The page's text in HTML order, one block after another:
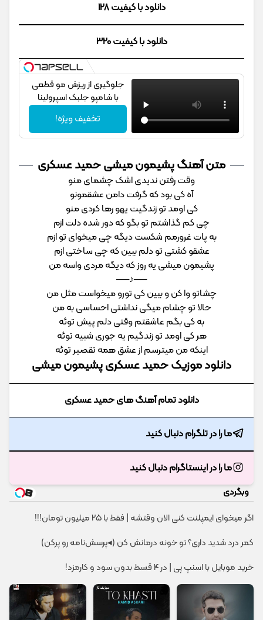
دانلود با کیفیت 128
دانلود با کیفیت 320
جلوگیری از ریزش مو قطعی
با شامپو جلبک اسپرولینا
تخفیف ویژه!
متن آهنگ پشیمون میشی حمید عسکری
وقت رفتن ندیدی اشک چشمای منو
آه کی بود که گرفت دامن عشقمونو
کی اومد تو زندگیت یهو رها کردی منو
چی کم گذاشتم تو بگو که دور شده دلت ازم
به پات غرورمم شکست دیگه چی میخوای تو ازم
عشقو کشتی تو دلم ببین که چی ساختی ازم
پشیمون میشی یه روز که دیگه مردی واسه من
──♪──
چشاتو وا کن و ببین کی تورو میخواست مثل من
حالا تو چشام میگی نداشتی احساسی به من
به کی بگم عاشقتم وقتی دلم پیش توئه
هر کی اومد تو زندگیم یه جوری شبیه توئه
اینکه من میترسم از عشق همه تقصیر توئه
دانلود موزیک حمید عسکری پشیمون میشی
دانلود تمام آهنگ های حمید عسکری
ما را در تلگرام دنبال کنید
ما را در اینستاگرام دنبال کنید
وبگردی
اگر میخوای ایمپلنت کنی الان وقتشه | فقط با ۲۵ میلیون تومان!!!
کمر درد شدید داری؟ تو خونه درمانش کن (◂پرسش‌نامه رو پرکن)
خرید موبایل با اسنپ پی | در ۴ قسط بدون سود و کارمزد!